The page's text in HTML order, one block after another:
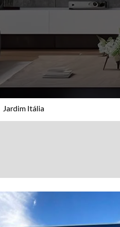
Jardim Itália